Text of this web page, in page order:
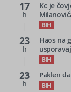
17
h
Ko je
BIH
23
h
Haos na
BIH
23
h
Paklen
BIH